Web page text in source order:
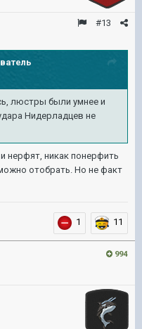
#13
люстры были умнее и
Нидерладцев не
нерфят, никак понерфить
отобрать. Но не факт
1 11
994